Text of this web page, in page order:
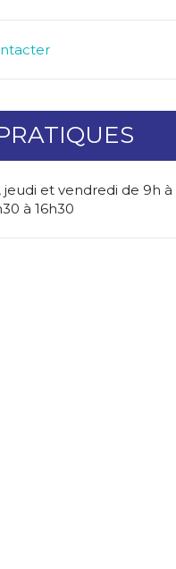
jeudi et vendredi de 9h à
à 16h30